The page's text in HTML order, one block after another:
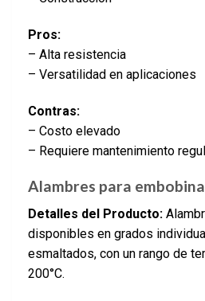
Pros:
– Alta resistencia
– Versatilidad en aplicaciones
Contras:
– Costo elevado
– Requiere mantenimiento
Alambres para
Detalles del Producto:
disponibles en grados
esmaltados, con un rango de
200°C.